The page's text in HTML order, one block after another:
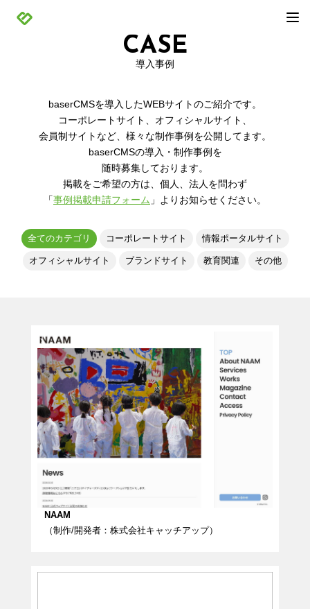
CASE
導入事例
baserCMSを導入したWEBサイトのご紹介です。
コーポレートサイト、オフィシャルサイト、
会員制サイトなど、様々な制作事例を公開してます。
baserCMSの導入・制作事例を
随時募集しております。
掲載をご希望の方は、個人、法人を問わず
「事例掲載申請フォーム 」よりお知らせください。
全てのカテゴリ コーポレートサイト 情報ポータルサイト
オフィシャルサイト ブランドサイト 教育関連 その他
NAAM
（制作/開発者：株式会社キャッチアップ）